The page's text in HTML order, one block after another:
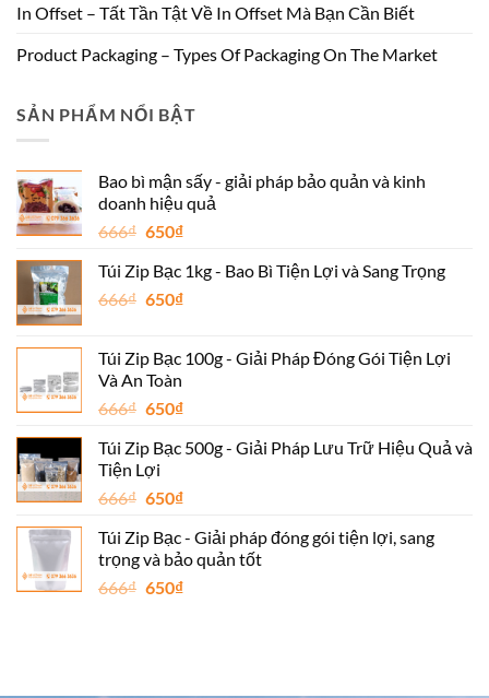
In Offset – Tất Tần Tật Về In Offset Mà Bạn Cần Biết
Product Packaging – Types Of Packaging On The Market
SẢN PHẨM NỔI BẬT
Bao bì mận sấy - giải pháp bảo quản và kinh
doanh hiệu quả
666₫ Giá
là:
666₫.
650₫Giá
tại
là:
Túi Zip Bạc 1kg - Bao Bì Tiện Lợi và Sang Trọng
666₫ Giá
666₫.
650₫Giá
là:
Túi Zip Bạc 100g - Giải Pháp Đóng Gói Tiện Lợi
Và An Toàn
666₫ Giá
là:
666₫.
650₫Giá
tại
650₫.
Túi Zip Bạc 500g - Giải Pháp Lưu Trữ Hiệu Quả và
Tiện Lợi
666₫ Giá
là:
666₫.
650₫Giá
tại
là:
650₫.
Túi Zip Bạc - Giải pháp đóng gói tiện lợi, sang
trọng và bảo quản tốt
666₫ Giá
650₫Giá